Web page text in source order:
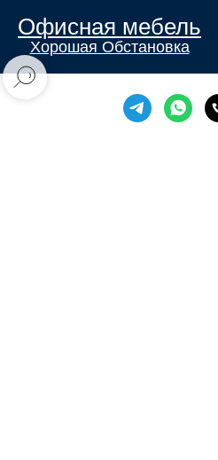
Офисная мебель
Хорошая Обстановка